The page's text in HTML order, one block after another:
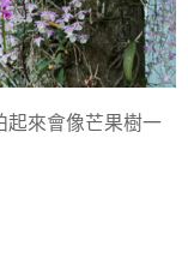
起來會像芒果樹一